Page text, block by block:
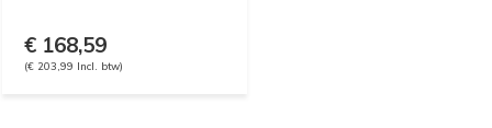
€ 168,59
(€ 203,99 Incl. btw)